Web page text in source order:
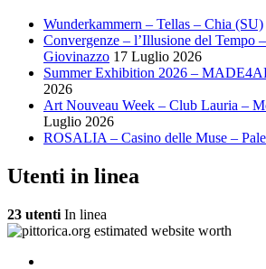
Wunderkammern – Tellas – Chia (SU)
Convergenze – l’Illusione del Tempo
Giovinazzo 17 Luglio 2026
Summer Exhibition 2026 –
2026
Art Nouveau Week – Club Lauria –
Luglio 2026
ROSALIA – Casino delle Muse –
Utenti in linea
23 utenti In linea